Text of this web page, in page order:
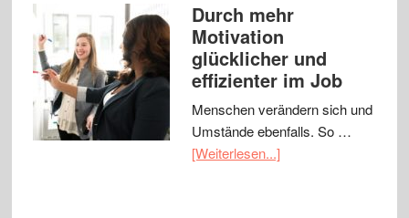
Durch mehr
Motivation
glücklicher und
effizienter im Job
Menschen verändern sich und
Umstände ebenfalls. So …
[Weiterlesen...]